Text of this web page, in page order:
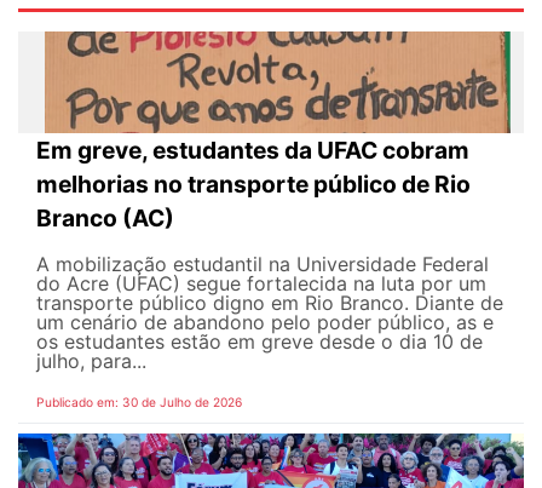
Em greve, estudantes da UFAC cobram
melhorias no transporte público de Rio
Branco (AC)
A mobilização estudantil na Universidade Federal
do Acre (UFAC) segue fortalecida na luta por um
transporte público digno em Rio Branco. Diante de
um cenário de abandono pelo poder público, as e
os estudantes estão em greve desde o dia 10 de
julho, para...
Publicado em: 30 de Julho de 2026